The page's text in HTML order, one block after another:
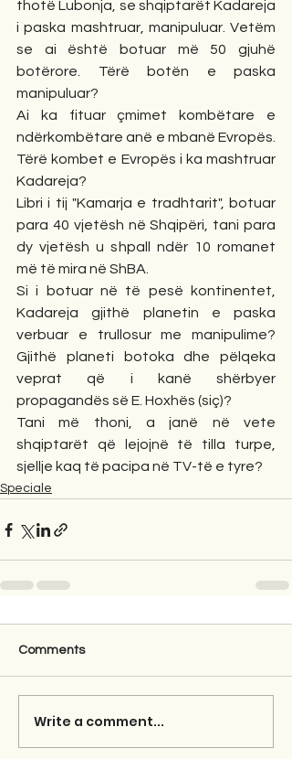
thotë Lubonja, se shqiptarët Kadareja
i paska mashtruar, manipuluar. Vetëm
se ai është botuar më 50 gjuhë
botërore. Tërë botën e paska
manipuluar?
Ai ka fituar çmimet kombëtare e
ndërkombëtare anë e mbanë Evropës.
Tërë kombet e Evropës i ka mashtruar
Kadareja?
Libri i tij "Kamarja e tradhtarit", botuar
para 40 vjetësh në Shqipëri, tani para
dy vjetësh u shpall ndër 10 romanet
më të mira në ShBA.
Si i botuar në të pesë kontinentet,
Kadareja gjithë planetin e paska
verbuar e trullosur me manipulime?
Gjithë planeti botoka dhe pëlqeka
veprat që i kanë shërbyer
propagandës së E. Hoxhës (siç)?
Tani më thoni, a janë në vete
shqiptarët që lejojnë të tilla turpe,
sjellje kaq të pacipa në TV-të e tyre?
Speciale
Comments
Write a comment...